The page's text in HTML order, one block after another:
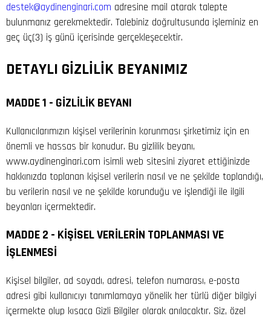
destek@aydinenginari.com adresine mail atarak talepte
bulunmanız gerekmektedir. Talebiniz doğrultusunda işleminiz en
geç üç(3) iş günü içerisinde gerçekleşecektir.
DETAYLI GİZLİLİK BEYANIMIZ
MADDE 1 - GİZLİLİK BEYANI
Kullanıcılarımızın kişisel verilerinin korunması şirketimiz için en
önemli ve hassas bir konudur. Bu gizlilik beyanı,
www.aydinenginari.com isimli web sitesini ziyaret ettiğinizde
hakkınızda toplanan kişisel verilerin nasıl ve ne şekilde toplandığı,
bu verilerin nasıl ve ne şekilde korunduğu ve işlendiği ile ilgili
beyanları içermektedir.
MADDE 2 - KİŞİSEL VERİLERİN TOPLANMASI VE
İŞLENMESİ
Kişisel bilgiler, ad soyadı, adresi, telefon numarası, e-posta
adresi gibi kullanıcıyı tanımlamaya yönelik her türlü diğer bilgiyi
içermekte olup kısaca Gizli Bilgiler olarak anılacaktır. Siz, özel